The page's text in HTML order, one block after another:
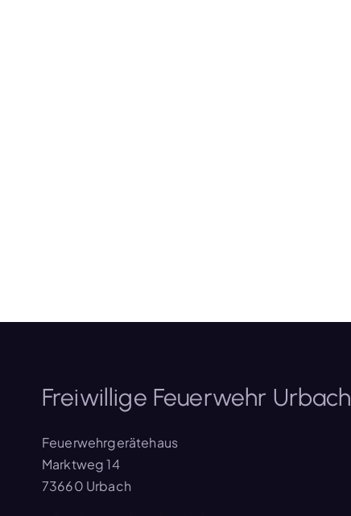
Freiwillige Feuerwehr Urbach
Feuerwehrgerätehaus
Marktweg 14
73660 Urbach